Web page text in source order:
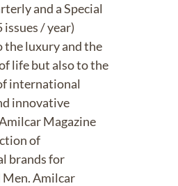
and a Special
issues / year)
the luxury and the
life but also to the
international
innovative
Magazine
of
brands for
Men. Amilcar